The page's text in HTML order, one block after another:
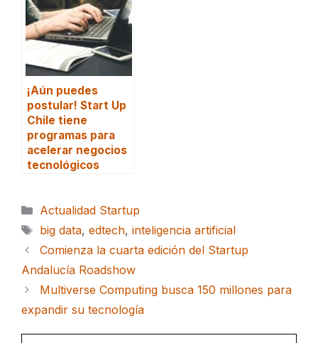
¡Aún puedes
postular! Start Up
Chile tiene
programas para
acelerar negocios
tecnológicos
Categorías
Actualidad Startup
Etiquetas
big data, edtech, inteligencia artificial
Comienza la cuarta edición del Startup
Andalucía Roadshow
Multiverse Computing busca 150 millones para
expandir su tecnología